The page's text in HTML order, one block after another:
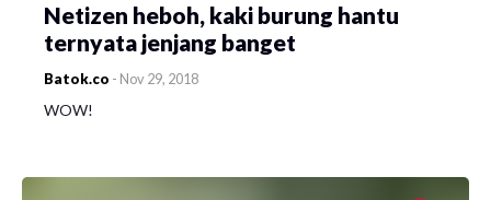
Netizen heboh, kaki burung hantu
ternyata jenjang banget
Batok.co - Nov 29, 2018
WOW!